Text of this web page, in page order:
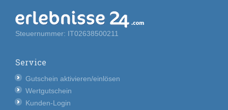
Steuernummer: IT02638500211
Service
Gutschein aktivieren/einlösen
Wertgutschein
Kunden-Login